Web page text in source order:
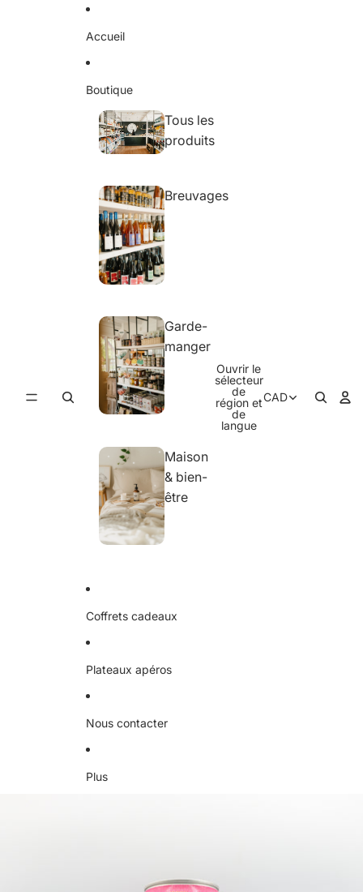
Accueil
Boutique
Tous les
produits
Breuvages
Garde-
manger
Maison
& bien-
être
Coffrets cadeaux
Plateaux apéros
Nous contacter
Plus
Ouvrir le
sélecteur
de
région et
de
langue
CAD